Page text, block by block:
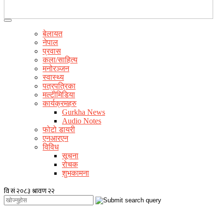
बेलायत
नेपाल
प्रवास
कला/साहित्य
मनोरञ्जन
स्वास्थ्य
पत्रपत्रिका
मल्टीमिडिया
कार्यक्रमहरु
Gurkha News
Audio Notes
फोटो डायरी
एनआरएन
विविध
सूचना
रोचक
शुभकामना